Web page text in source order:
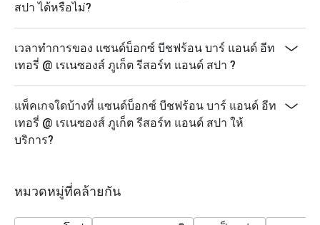
สปา ได้หรือไม่?
เวลาทำการของ แซนด์บ็อกซ์ บีชฟร้อน บาร์ แอนด์ อีท
เทอรี่ @ เรเนซองส์ ภูเก็ต รีสอร์ท แอนด์ สปา ?
แพ็คเกจใดบ้างที่ แซนด์บ็อกซ์ บีชฟร้อน บาร์ แอนด์ อีท
เทอรี่ @ เรเนซองส์ ภูเก็ต รีสอร์ท แอนด์ สปา ให้
บริการ?
หมวดหมู่ที่คล้ายกัน